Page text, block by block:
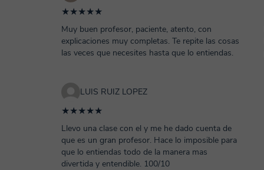
★★★★★
Muy buen profesor, paciente, atento, con
explicaciones muy completas. Te repite las cosas
las veces que necesites hasta que lo entiendas.
LUIS RUIZ LOPEZ
★★★★★
Llevo una clase con el y me he dado cuenta de
que es un gran profesor. Hace lo imposible para
que lo entiendas todo de la manera mas
divertida y entendible. 100/10